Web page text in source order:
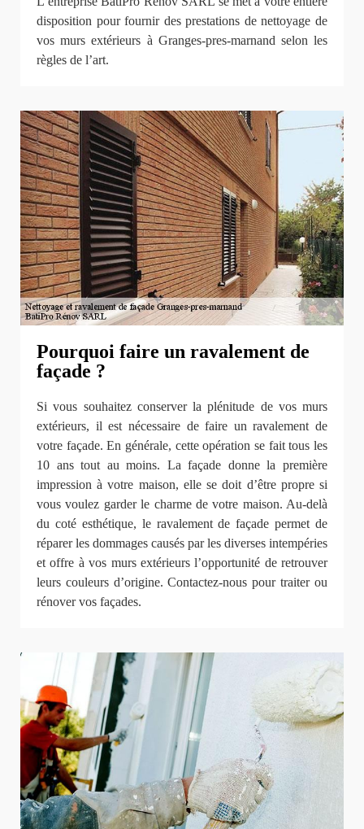
disposition pour fournir des prestations de nettoyage de
vos murs extérieurs à Granges-pres-marnand selon les
règles de l’art.
Pourquoi faire un ravalement de
façade ?
Si vous souhaitez conserver la plénitude de vos murs
extérieurs, il est nécessaire de faire un ravalement de
votre façade. En générale, cette opération se fait tous les
10 ans tout au moins. La façade donne la première
impression à votre maison, elle se doit d’être propre si
vous voulez garder le charme de votre maison. Au-delà
du coté esthétique, le ravalement de façade permet de
réparer les dommages causés par les diverses intempéries
et offre à vos murs extérieurs l’opportunité de retrouver
leurs couleurs d’origine. Contactez-nous pour traiter ou
rénover vos façades.